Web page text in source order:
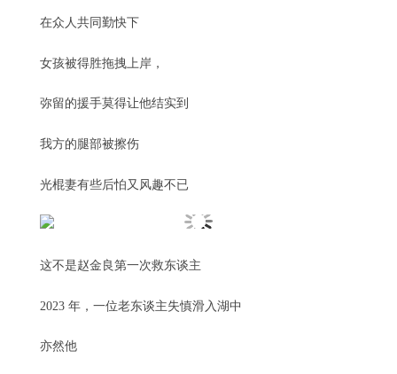
在众人共同勤快下
女孩被得胜拖拽上岸，
弥留的援手莫得让他结实到
我方的腿部被擦伤
光棍妻有些后怕又风趣不已
这不是赵金良第一次救东谈主
2023 年，一位老东谈主失慎滑入湖中
亦然他